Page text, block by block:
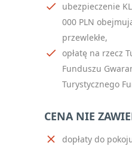
ubezpieczenie
000 PLN
przewlekłe,
opłatę na rzecz
Funduszu
Turystycznego
CENA NIE
dopłaty do